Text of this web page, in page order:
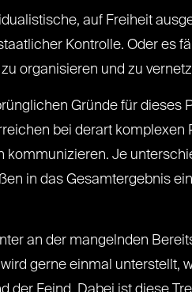
auf Freiheit
Kontrolle. Oder es
organisieren und zu
Gründe für dieses
bei derart
kommunizieren. Je
in das Gesamtergebnis
an der mangelnden
gerne einmal unterstellt,